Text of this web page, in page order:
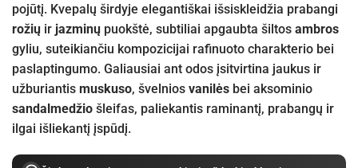
pojūtį. Kvepalų širdyje elegantiškai išsiskleidžia prabangi
rožių ir jazminų puokštė, subtiliai apgaubta šiltos ambros
gyliu, suteikiančiu kompozicijai rafinuoto charakterio bei
paslaptingumo. Galiausiai ant odos įsitvirtina jaukus ir
užburiantis muskuso, švelnios vanilės bei aksominio
sandalmedžio šleifas, paliekantis raminantį, prabangų ir
ilgai išliekantį įspūdį.